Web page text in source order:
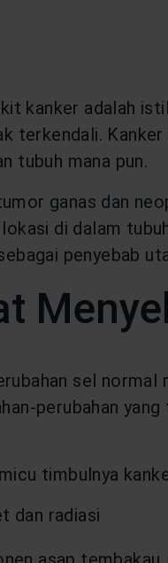
kanker adalah
terkendali.
tubuh mana pun.
ganas dan
di dalam
penyebab
sel
perubahan
timbulnya
dan radiasi